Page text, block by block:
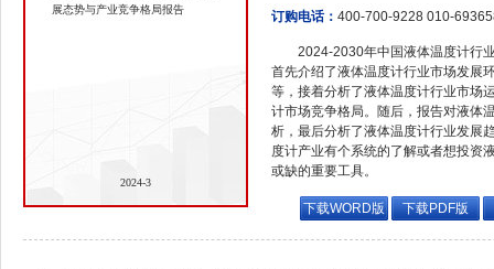
展态势与产业竞争格局报告
2024-3
订购电话： 400-700-9228 010-
2024-2030年中国液体温度计行
首先介绍了液体温度计行业市场发展
等，接着分析了液体温度计行业市场
计市场竞争格局。随后，报告对液体
析，最后分析了液体温度计行业发展
度计产业有个系统的了解或者想投资
或缺的重要工具。
下载WORD版 下载PDF版